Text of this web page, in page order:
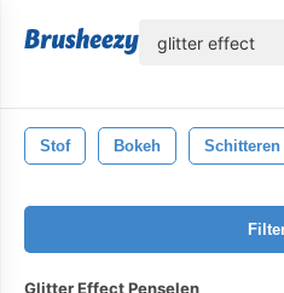
Stof Bokeh Schitteren
Glitter Effect Penselen